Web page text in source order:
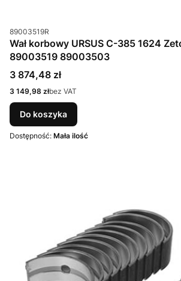
Kod produktu
89003519R
Wał korbowy URSUS C-385 1624
89003519 89003503
Cena
3 874,48 zł
Cena
3 149,98 złbez VAT
Do koszyka
Dostępność: Mała ilość